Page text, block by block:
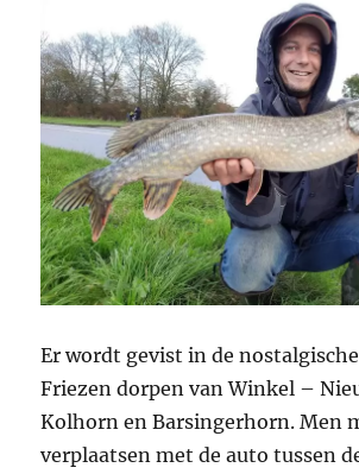
Er wordt gevist in de
Friezen dorpen van Winkel –
Kolhorn en Barsingerhorn. Men
verplaatsen met de auto tussen